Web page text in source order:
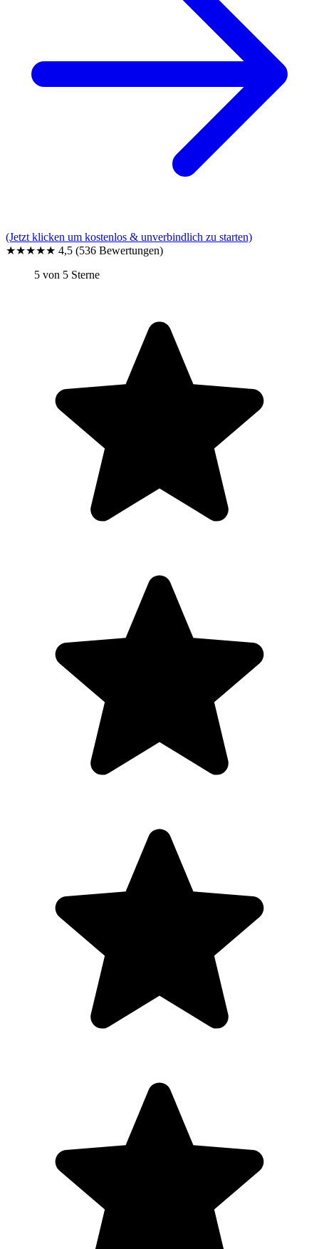
(Jetzt klicken um kostenlos & unverbindlich zu starten)
★★★★★ 4,5 (536 Bewertungen)
5 von 5 Sterne